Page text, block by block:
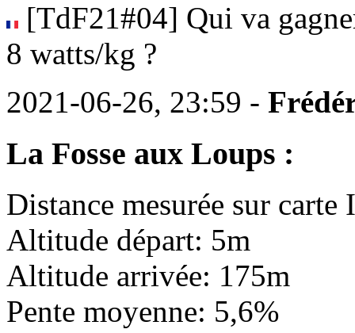
[TdF21#04] Qui va
8 watts/kg ?
2021-06-26, 23:59 -
La Fosse aux Loups :
Distance mesurée sur
Altitude départ: 5m
Altitude arrivée: 175m
Pente moyenne: 5,6%